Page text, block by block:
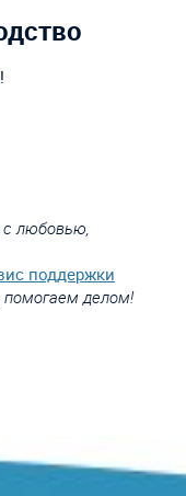
с любовью,
поддержки
помогаем делом!